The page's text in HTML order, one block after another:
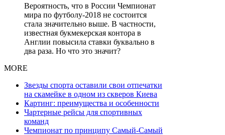
Вероятность, что в России Чемпионат
мира по футболу-2018 не состоится
стала значительно выше. В частности,
известная букмекерская контора в
Англии повысила ставки буквально в
два раза. Но что это значит?
MORE
Звезды спорта оставили свои отпечатки
на скамейке в одном из скверов Киева
Картинг: преимущества и особенности
Чартерные рейсы для спортивных
команд
Чемпионат по принципу Самый-Самый